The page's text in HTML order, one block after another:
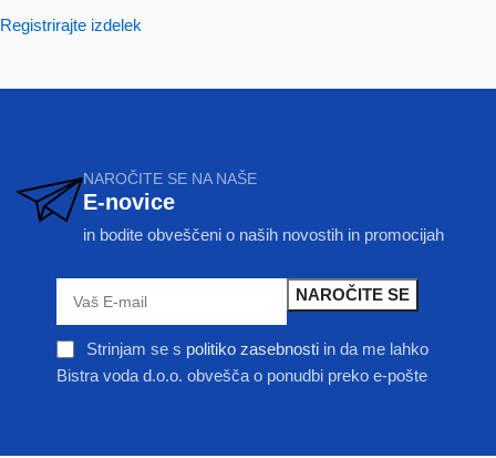
Registrirajte izdelek
NAROČITE SE NA NAŠE
E-novice
in bodite obveščeni o naših novostih in promocijah
Strinjam se s politiko zasebnostiin da me lahko
Bistra voda d.o.o. obvešča o ponudbi preko e-pošte